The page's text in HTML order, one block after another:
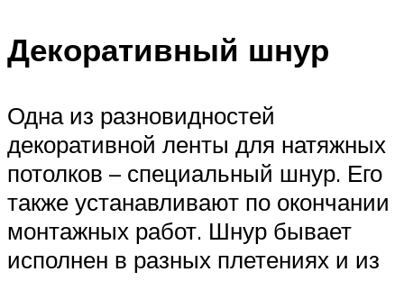
Декоративный шнур
Одна из разновидностей
декоративной ленты для натяжных
потолков – специальный шнур. Его
также устанавливают по окончании
монтажных работ. Шнур бывает
исполнен в разных плетениях и из